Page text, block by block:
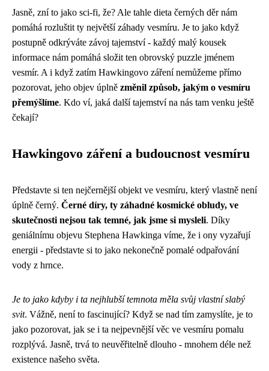
Jasně, zní to jako sci-fi, že? Ale tahle dieta černých děr nám
pomáhá rozluštit ty největší záhady vesmíru. Je to jako když
postupně odkrýváte závoj tajemství - každý malý kousek
informace nám pomáhá složit ten obrovský puzzle jménem
vesmír. A i když zatím Hawkingovo záření nemůžeme přímo
pozorovat, jeho objev úplně změnil způsob, jakým o vesmíru
přemýšlíme. Kdo ví, jaká další tajemství na nás tam venku ještě
čekají?
Hawkingovo záření a budoucnost vesmíru
Představte si ten nejčernější objekt ve vesmíru, který vlastně není
úplně černý. Černé díry, ty záhadné kosmické obludy, ve
skutečnosti nejsou tak temné, jak jsme si mysleli. Díky
geniálnímu objevu Stephena Hawkinga víme, že i ony vyzařují
energii - představte si to jako nekonečně pomalé odpařování
vody z hrnce.
Je to jako kdyby i ta nejhlubší temnota měla svůj vlastní slabý
svit. Vážně, není to fascinující? Když se nad tím zamyslíte, je to
jako pozorovat, jak se i ta nejpevnější věc ve vesmíru pomalu
rozplývá. Jasně, trvá to neuvěřitelně dlouho - mnohem déle než
existence našeho světa.